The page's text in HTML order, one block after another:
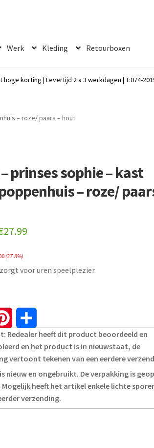
Werk Kleding Retourboxen
korting | Levertijd 2 a 3 werkdagen | T:074-
– roze/ paars – hout
prinses sophie – kast
– roze/
27.99
is:
(37.8%)
voor uren speelplezier.
i
n
t
e
h
a
r
e
Redealer heeft dit product beoordeeld en
en het product is in nieuwstaat, de
vertoont tekenen van een eerdere
nieuw en ongebruikt. De verpakking is
Mogelijk heeft het artikel enkele lichte
verzending.